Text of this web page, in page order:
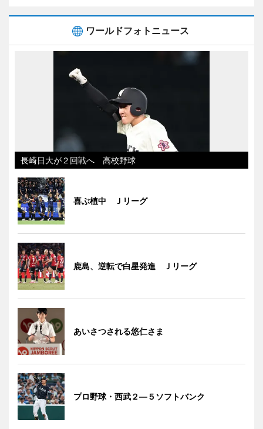
ワールドフォトニュース
長崎日大が２回戦へ 高校野球
喜ぶ植中 Ｊリーグ
鹿島、逆転で白星発進 Ｊリーグ
あいさつされる悠仁さま
プロ野球・西武２―５ソフトバンク